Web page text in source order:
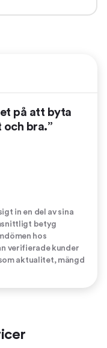
på att byta
bra.”
in en del av sina
betyg
hos
verifierade kunder
aktualitet, mängd